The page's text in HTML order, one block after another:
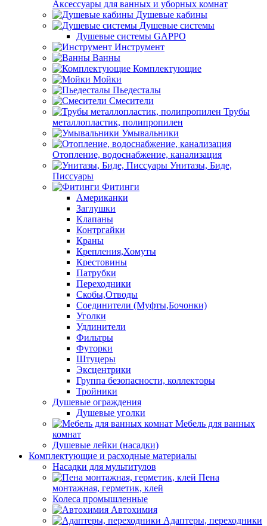
Аксессуары для ванных и уборных комнат
Душевые кабины
Душевые системы
Душевые системы GAPPO
Инструмент
Ванны
Комплектующие
Мойки
Пьедесталы
Смесители
Трубы
металлопластик, полипропилен
Умывальники
Отопление, водоснабжение, канализация
Унитазы, Биде,
Писсуары
Фитинги
Американки
Заглушки
Клапаны
Контргайки
Краны
Крепления,Хомуты
Крестовины
Патрубки
Переходники
Скобы,Отводы
Соединители (Муфты,Бочонки)
Уголки
Удлинители
Фильтры
Футорки
Штуцеры
Эксцентрики
Группа безопасности, коллекторы
Тройники
Душевые ограждения
Душевые уголки
Мебель для ванных
комнат
Душевые лейки (насадки)
Комплектующие и расходные материалы
Насадки для мультитулов
Пена
монтажная, герметик, клей
Колеса промышленные
Автохимия
Адаптеры, переходники